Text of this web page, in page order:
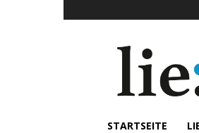
STARTSEITE